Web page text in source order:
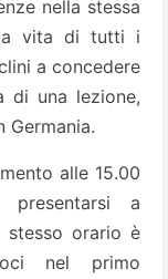
nella stessa
vita di tutti i
a concedere
di una lezione,
Germania.
alle 15.00
presentarsi a
stesso orario è
nel primo